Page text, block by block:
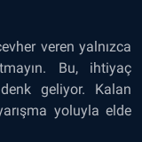
veren yalnızca
Bu, ihtiyaç
geliyor. Kalan
yoluyla elde